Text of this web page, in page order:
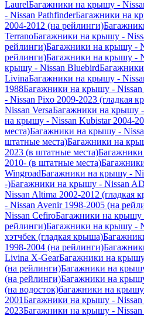
LaurelБагажники на крышу -
- Nissan PathfinderБагажники на
2004-2012 (на рейлинги)
TerranoБагажники на крышу -
рейлинги)Багажники на крышу -
рейлинги)Багажники на крышу -
крышу - Nissan Bluebird
LivinaБагажники на крышу -
1988Багажники на крышу - Nissan
- Nissan Pixo 2009-2023 (гладкая
Nissan VersaБагажники на крышу -
на крышу - Nissan Kubistar 2004-
места)Багажники на крышу -
штатные места)Багажники на
2023 (в штатные места)
2010- (в штатные места)
WingroadБагажники на крышу -
-)Багажники на крышу - Nissan AD
Nissan Altima 2002-2012 (гладкая
- Nissan Avenir 1998-2005 (на
Nissan CefiroБагажники на крышу
рейлинги)Багажники на крышу -
хэтчбек (гладкая крыша)
1998-2004 (на рейлинги)
Livina X-GearБагажники на
(на рейлинги)Багажники на
(на рейлинги)Багажники на
(на водосток)багажники на крышу
2001Багажники на крышу -
2023Багажники на крышу - Nissan